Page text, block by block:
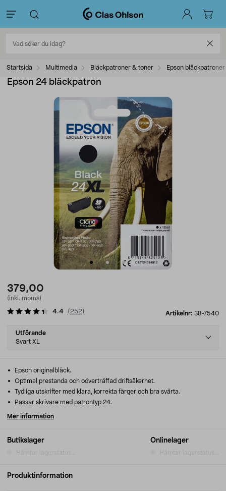
Startsida Multimedia Bläckpatroner & toner Epson bläckpatroner
Epson 24 bläckpatron
379,00
(inkl. moms)
Artikelnr: 38-7540
4.4 ( 252)
Select
variant
Utförande
Svart XL
Butikslager Onlinelager
Epson originalbläck.
Optimal prestanda och oöverträffad driftsäkerhet.
Tydliga utskrifter med klara, korrekta färger och bra svärta.
Passar skrivare med patrontyp 24.
Mer information
Produktinformation